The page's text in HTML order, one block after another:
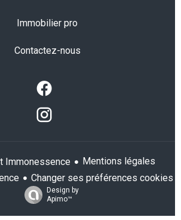
Immobilier pro
Contactez-nous
Immonessence
Mentions légales
Changer ses préférences cookies
Design by
Apimo™